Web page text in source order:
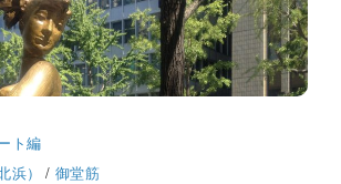
ト編
浜）
/ 御堂筋